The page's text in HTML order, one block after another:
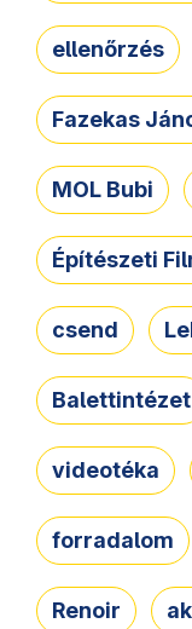
ellenőrzés
Fazekas
MOL Bubi
Építészeti
csend
Balettintézet
videotéka
forradalom
Renoir